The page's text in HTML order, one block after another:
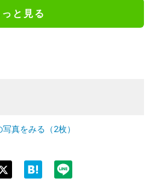
っと見る
真をみる（2枚）